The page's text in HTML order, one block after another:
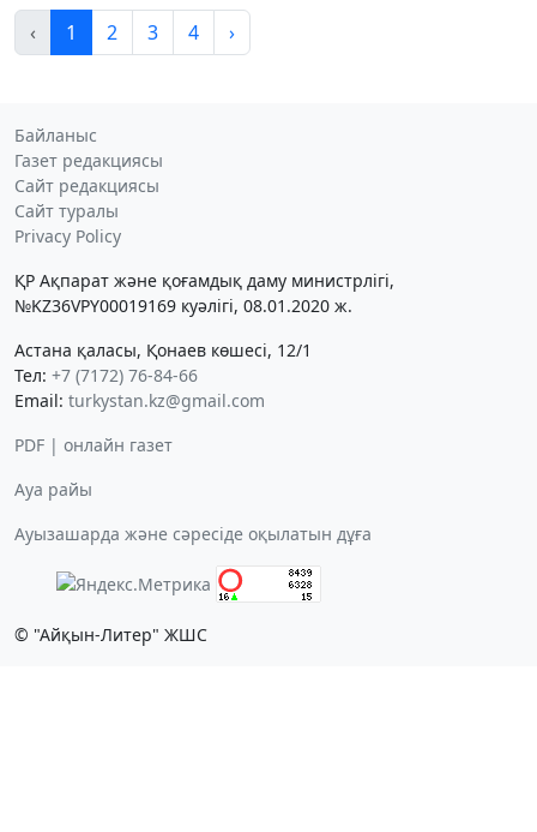
‹ 1 2 3 4 ›
Байланыс
Газет редакциясы
Сайт редакциясы
Сайт туралы
Privacy Policy
ҚР Ақпарат және қоғамдық даму министрлігі,
№KZ36VPY00019169 куәлігі, 08.01.2020 ж.
Астана қаласы, Қонаев көшесі, 12/1
Тел: +7 (7172) 76-84-66
Email: turkystan.kz@gmail.com
PDF | онлайн газет
Ауа райы
Ауызашарда және сәресіде оқылатын дұға
© "Айқын-Литер" ЖШС